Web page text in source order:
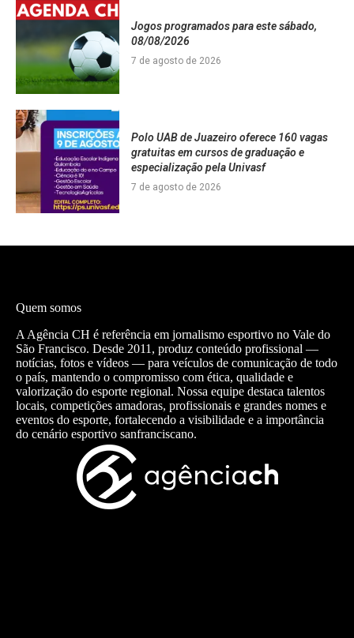
Jogos programados para este sábado,
08/08/2026
7 de agosto de 2026
Polo UAB de Juazeiro oferece 160 vagas
gratuitas em cursos de graduação e
especialização pela Univasf
7 de agosto de 2026
Quem somos
A Agência CH é referência em jornalismo esportivo no Vale do
São Francisco. Desde 2011, produz conteúdo profissional —
notícias, fotos e vídeos — para veículos de comunicação de todo
o país, mantendo o compromisso com ética, qualidade e
valorização do esporte regional. Nossa equipe destaca talentos
locais, competições amadoras, profissionais e grandes nomes e
eventos do esporte, fortalecendo a visibilidade e a importância
do cenário esportivo sanfranciscano.